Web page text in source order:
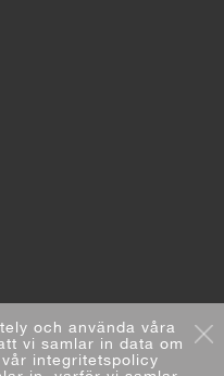
och använda våra
vi samlar in data om
integritetspolicy